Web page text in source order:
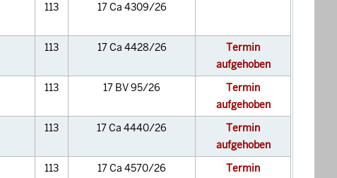
113 17 Ca 4309/26
113 17 Ca 4428/26
Termin
aufgehoben
113 17 BV 95/26
Termin
aufgehoben
113 17 Ca 4440/26
Termin
aufgehoben
113 17 Ca 4570/26
Termin